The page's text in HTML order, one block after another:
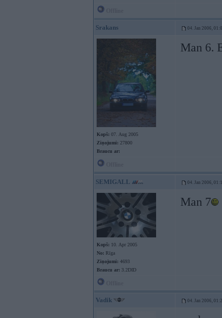
Srakans 04. Jan 2006,
Kopš: 07. Aug 2005
Ziņojumi: 27800
Braucu ar:
Man 6.
SEMIGALL 04. Jan 2006,
Kopš: 10. Apr 2005
No: Rīga
Ziņojumi: 4693
Braucu ar: 3.2DID
Man 7
Vadik 04. Jan 2006,